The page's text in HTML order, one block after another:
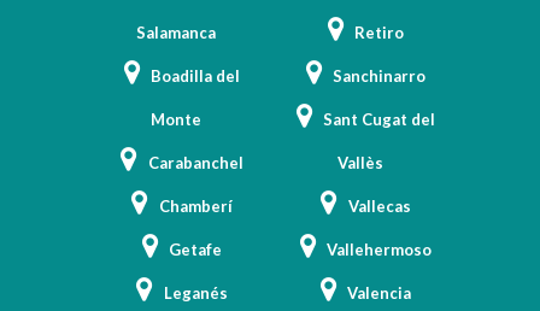
Salamanca
Boadilla del
Monte
Carabanchel
Chamberí
Getafe
Leganés
Retiro
Sanchinarro
Sant Cugat del
Vallès
Vallecas
Vallehermoso
Valencia